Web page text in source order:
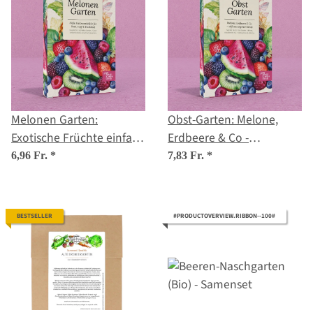
Melonen Garten:
Exotische Früchte einfach
selbst gezogen –
6,96 Fr. *
Obst-Garten: Melone,
Erdbeere & Co -
Samenset Nr.8
7,83 Fr. *
BESTSELLER #PRODUCTOVERVIEW.RIBBON--100#